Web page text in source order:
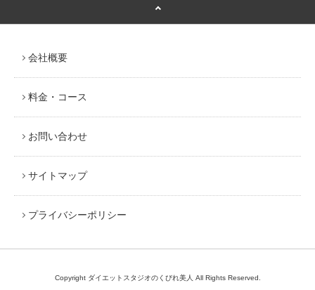
会社概要
料金・コース
お問い合わせ
サイトマップ
プライバシーポリシー
Copyright ダイエットスタジオのくびれ美人 All Rights Reserved.